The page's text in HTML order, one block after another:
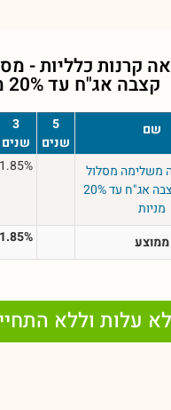
קרנות כלליות -
קצבה אג"ח עד 20% מניות
שם
5
שנים
3
שנים
משלימה מסלול
למקבלי קצבה אג"ח עד 20%
מניות
1.85%
ממוצע 1.85%
עלות וללא